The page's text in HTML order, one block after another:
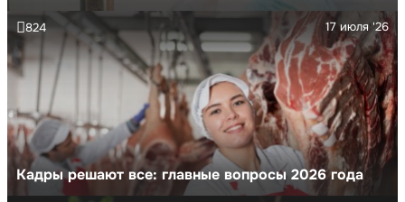
Кадры решают все: главные вопросы 2026 года
17 июля '26
824